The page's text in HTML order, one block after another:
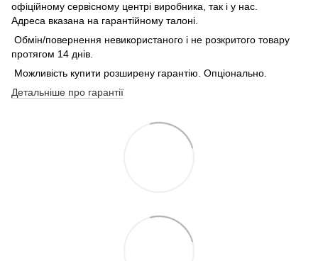
офіційному сервісному центрі виробника, так і у нас.
Адреса вказана на гарантійному талоні.
Обмін/повернення невикористаного і не розкритого товару
протягом 14 днів.
Можливість купити розширену гарантію. Опціонально.
Детальніше про гарантії